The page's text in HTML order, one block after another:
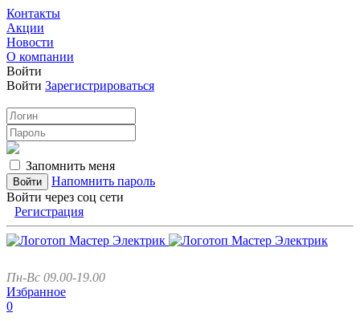
Контакты
Акции
Новости
О компании
Войти
Войти Зарегистрироваться
Запомнить меня
Напомнить пароль
Войти через соц сети
Регистрация
Пн-Вс 09.00-19.00
Избранное
0